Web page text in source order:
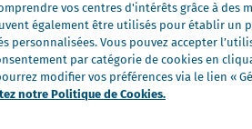
vos centres d'intérêts grâce à des
également être utilisés pour établir un
personnalisées. Vous pouvez accepter
par catégorie de cookies en
modifier vos préférences via le lien «
notre Politique de Cookies.